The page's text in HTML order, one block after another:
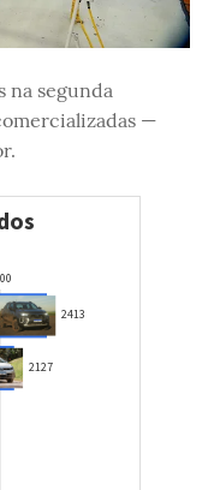
na segunda
—